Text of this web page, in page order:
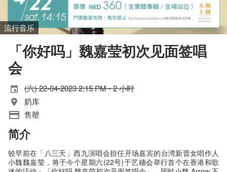
流行音乐
「你好吗」魏嘉莹初次见面签唱
会
(六) 22-04-2023 2:15 PM - 2 小时
奶库
售罄
简介
较早前在「八三夭」西九演唱会担任开场嘉宾的台湾新晋女唱作人
小魏魏嘉莹，将于今个星期六(22号)于艺穗会举行首个在香港和歌